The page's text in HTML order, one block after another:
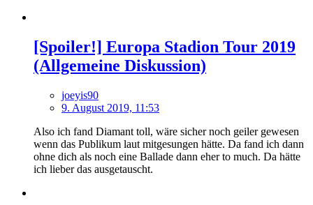
[Spoiler!] Europa Stadion Tour 2019
(Allgemeine Diskussion)
joeyis90
9. August 2019, 11:53
Also ich fand Diamant toll, wäre sicher noch geiler gewesen
wenn das Publikum laut mitgesungen hätte. Da fand ich dann
ohne dich als noch eine Ballade dann eher to much. Da hätte
ich lieber das ausgetauscht.